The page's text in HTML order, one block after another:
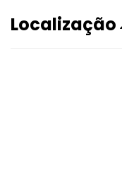
Localização